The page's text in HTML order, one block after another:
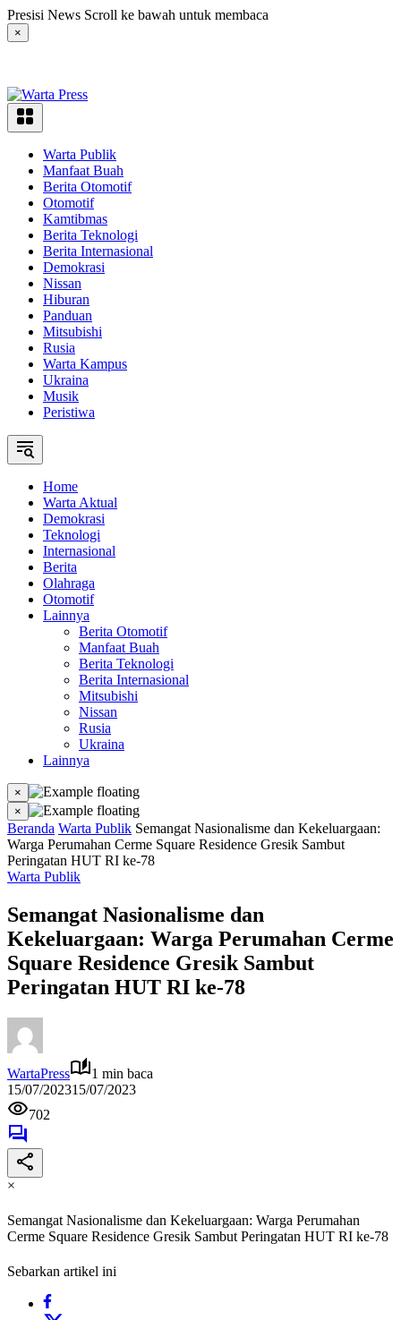
Langsung
ke
konten
Presisi News Scroll ke bawah untuk membaca
×
Warta Publik
Manfaat Buah
Berita Otomotif
Otomotif
Kamtibmas
Berita Teknologi
Berita Internasional
Demokrasi
Nissan
Hiburan
Panduan
Mitsubishi
Rusia
Warta Kampus
Ukraina
Musik
Peristiwa
Home
Warta Aktual
Demokrasi
Teknologi
Internasional
Berita
Olahraga
Otomotif
Lainnya
Berita Otomotif
Manfaat Buah
Berita Teknologi
Berita Internasional
Mitsubishi
Nissan
Rusia
Ukraina
Lainnya
×
×
Beranda Warta Publik Semangat Nasionalisme dan Kekeluargaan:
Warga Perumahan Cerme Square Residence Gresik Sambut
Peringatan HUT RI ke-78
Warta Publik
Semangat Nasionalisme dan
Kekeluargaan: Warga Perumahan Cerme
Square Residence Gresik Sambut
Peringatan HUT RI ke-78
WartaPress
1 min baca
15/07/202315/07/2023
702
×
Semangat Nasionalisme dan Kekeluargaan: Warga Perumahan
Cerme Square Residence Gresik Sambut Peringatan HUT RI ke-78
Sebarkan artikel ini